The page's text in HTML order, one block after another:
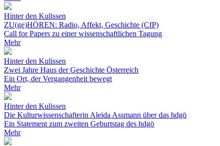
Hinter den Kulissen
ZU(ge)HÖREN: Radio, Affekt, Geschichte (CfP)
Call for Papers zu einer wissenschaftlichen Tagung
Mehr
Hinter den Kulissen
Zwei Jahre Haus der Geschichte Österreich
Ein Ort, der Vergangenheit bewegt
Mehr
Hinter den Kulissen
Die Kulturwissenschafterin Aleida Assmann über das hdgö
Ein Statement zum zweiten Geburtstag des hdgö
Mehr